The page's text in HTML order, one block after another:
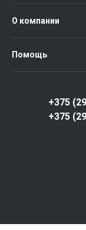
О компании
Помощь
+375
+375